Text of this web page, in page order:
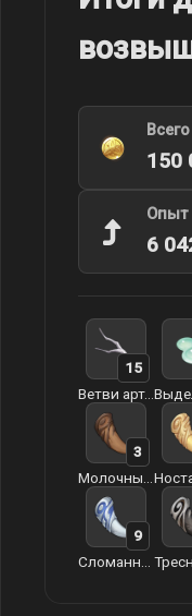
150
Опыт
6
Ветви артерий земли
15
3
9